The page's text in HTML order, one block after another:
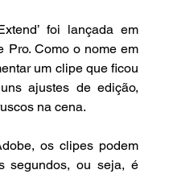
foi lançada em
Pro. Como o nome em
um clipe que ficou
ajustes de edição,
na cena.
os clipes podem
segundos, ou seja, é